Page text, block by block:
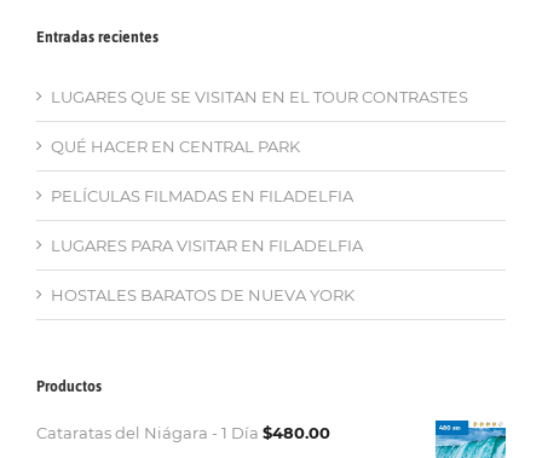
Entradas recientes
LUGARES QUE SE VISITAN EN EL TOUR CONTRASTES
QUÉ HACER EN CENTRAL PARK
PELÍCULAS FILMADAS EN FILADELFIA
LUGARES PARA VISITAR EN FILADELFIA
HOSTALES BARATOS DE NUEVA YORK
Productos
Cataratas del Niágara - 1 Día $480.00